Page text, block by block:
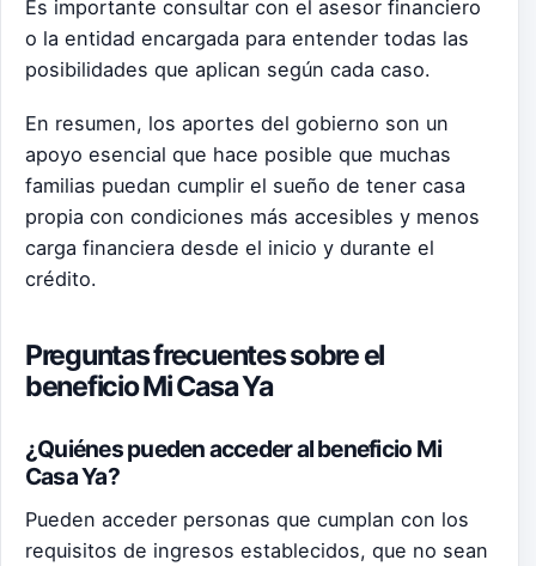
Es importante consultar con el asesor financiero
o la entidad encargada para entender todas las
posibilidades que aplican según cada caso.
En resumen, los aportes del gobierno son un
apoyo esencial que hace posible que muchas
familias puedan cumplir el sueño de tener casa
propia con condiciones más accesibles y menos
carga financiera desde el inicio y durante el
crédito.
Preguntas frecuentes sobre el
beneficio Mi Casa Ya
¿Quiénes pueden acceder al beneficio Mi
Casa Ya?
Pueden acceder personas que cumplan con los
requisitos de ingresos establecidos, que no sean